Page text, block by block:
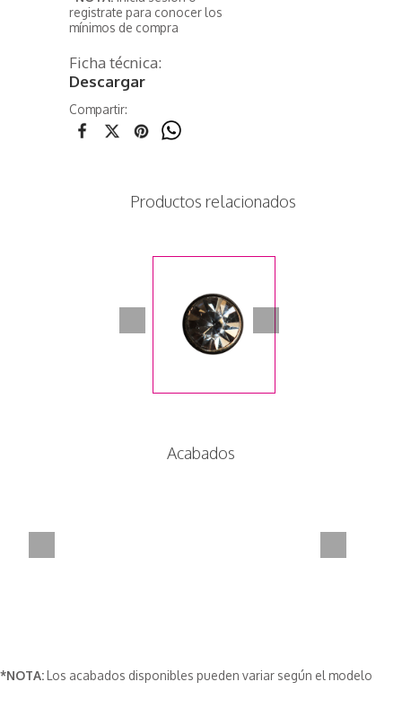
registrate para conocer los
mínimos de compra
Ficha técnica:
Descargar
Compartir:
Productos relacionados
Acabados
*NOTA:Los acabados disponibles pueden variar según el modelo